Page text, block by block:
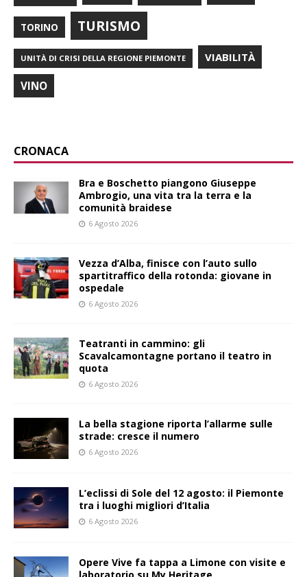
TORINO TURISMO
UNITÀ DI CRISI DELLA REGIONE PIEMONTE VIABILITÀ
VINO
CRONACA
Bra e Boschetto piangono Giuseppe
Ambrogio, una vita tra la terra e la
comunità braidese
6 Agosto 2026
Vezza d’Alba, finisce con l’auto sullo
spartitraffico della rotonda: giovane in
ospedale
6 Agosto 2026
Teatranti in cammino: gli
Scavalcamontagne portano il teatro in
quota
6 Agosto 2026
La bella stagione riporta l’allarme sulle
strade: cresce il numero
6 Agosto 2026
L’eclissi di Sole del 12 agosto: il Piemonte
tra i luoghi migliori d’Italia
6 Agosto 2026
Opere Vive fa tappa a Limone con visite e